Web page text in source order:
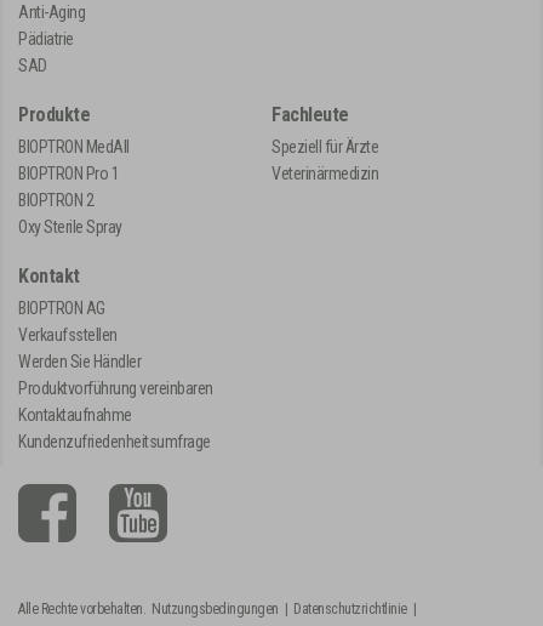
Anti-Aging
Pädiatrie
SAD
Produkte
BIOPTRON MedAll
BIOPTRON Pro 1
BIOPTRON 2
Oxy Sterile Spray
Fachleute
Speziell für Ärzte
Veterinärmedizin
Kontakt
BIOPTRON AG
Verkaufsstellen
Werden Sie Händler
Produktvorführung vereinbaren
Kontaktaufnahme
Kundenzufriedenheitsumfrage
Alle Rechte vorbehalten. Nutzungsbedingungen | Datenschutzrichtlinie|